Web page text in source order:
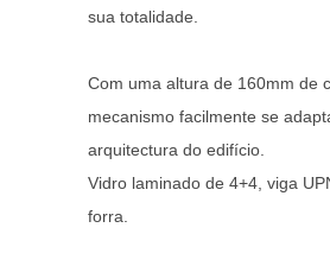
sua totalidade.
Com uma altura de 160mm de
mecanismo facilmente se
arquitectura do edifício.
Vidro laminado de 4+4, viga
forra.